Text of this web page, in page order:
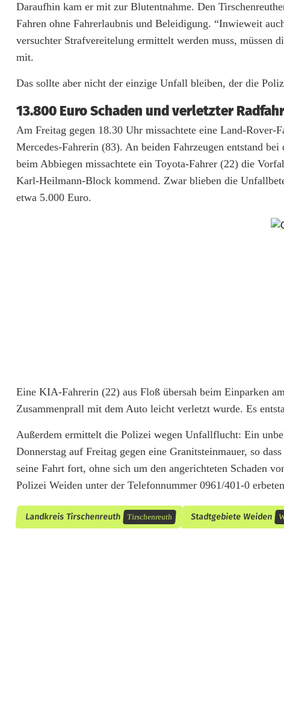
U
n
f
a
l
v
e
B
a
m
t
e
Daraufhin kam er mit zur Blutentnahme. Den
Fahren ohne Fahrerlaubnis und Beleidigung. “Inwieweit
versuchter Strafvereitelung ermittelt werden muss,
mit.
Das sollte aber nicht der einzige Unfall bleiben, der die
13.800 Euro Schaden und verletzter
Am Freitag gegen 18.30 Uhr missachtete eine Land-
Mercedes-Fahrerin (83). An beiden Fahrzeugen entstand
beim Abbiegen missachtete ein Toyota-Fahrer (22) die
Karl-Heilmann-Block kommend. Zwar blieben die
etwa 5.000 Euro.
Eine KIA-Fahrerin (22) aus Floß übersah beim Einparken
Zusammenprall mit dem Auto leicht verletzt wurde. Es
Außerdem ermittelt die Polizei wegen Unfallflucht: Ein
Donnerstag auf Freitag gegen eine Granitsteinmauer, so
seine Fahrt fort, ohne sich um den angerichteten Schaden
Polizei Weiden unter der Telefonnummer 0961/401-0
Landkreis Tirschenreuth Tirschenreuth Stadtgebiete Weiden